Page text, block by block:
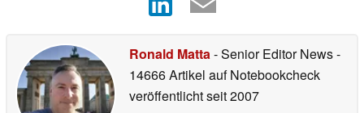
Ronald Matta- Senior Editor News-
14666 Artikel auf Notebookcheck
veröffentlichtseit 2007